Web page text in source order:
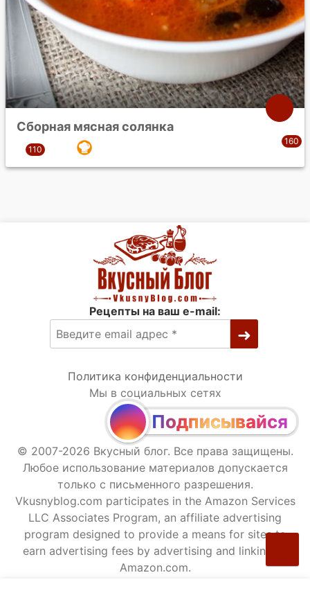
Сборная мясная солянка
Рецепты на ваш e-mail:
Политика конфиденциальности
Мы в социальных сетях
Подписывайся
© 2007-2026 Вкусный блог. Все права защищены.
Любое использование материалов допускается
только с письменного разрешения.
Vkusnyblog.com participates in the Amazon Services
LLC Associates Program, an affiliate advertising
program designed to provide a means for sites to
earn advertising fees by advertising and linking to
Amazon.com.